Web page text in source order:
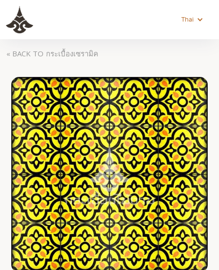
Thai
« BACK TO กระเบื้องเซรามิค